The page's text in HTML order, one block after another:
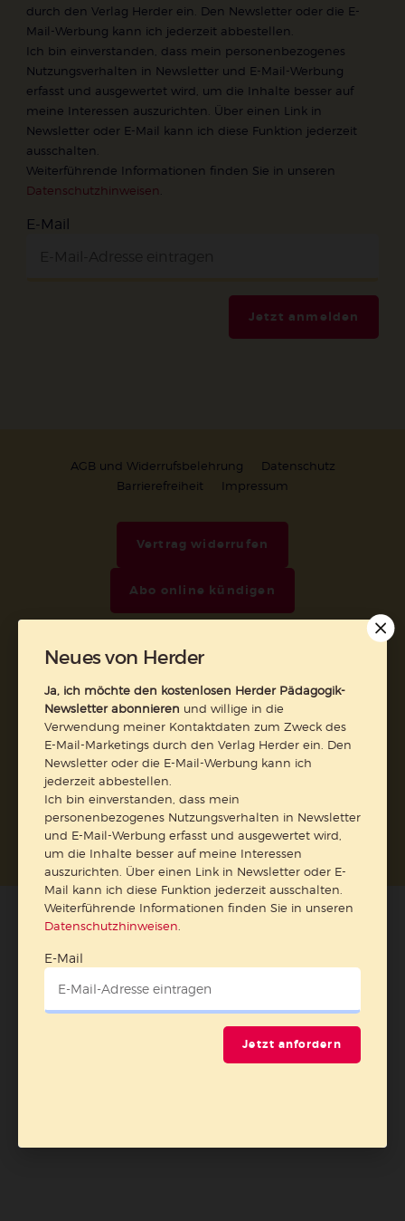
durch den Verlag Herder ein. Den Newsletter oder die E-
Mail-Werbung kann ich jederzeit abbestellen.
Ich bin einverstanden, dass mein personenbezogenes
Nutzungsverhalten in Newsletter und E-Mail-Werbung
erfasst und ausgewertet wird, um die Inhalte besser auf
meine Interessen auszurichten. Über einen Link in
Newsletter oder E-Mail kann ich diese Funktion jederzeit
ausschalten.
Weiterführende Informationen finden Sie in unseren
Datenschutzhinweisen
E-Mail
Jetzt anmelden
AGB und Widerrufsbelehrung
Datenschutz
Barrierefreiheit
Impressum
Vertrag widerrufen
Abo online kündigen
Nach oben
Neues von Herder
Ja, ich möchte den kostenlosen Herder Pädagogik-
Newsletter abonnieren und willige in die
Verwendung meiner Kontaktdaten zum Zweck des
E-Mail-Marketings durch den Verlag Herder ein. Den
Newsletter oder die E-Mail-Werbung kann ich
jederzeit abbestellen.
Ich bin einverstanden, dass mein
personenbezogenes Nutzungsverhalten in Newsletter
und E-Mail-Werbung erfasst und ausgewertet wird,
um die Inhalte besser auf meine Interessen
auszurichten. Über einen Link in Newsletter oder E-
Mail kann ich diese Funktion jederzeit ausschalten.
Weiterführende Informationen finden Sie in unseren
Datenschutzhinweisen
E-Mail
Jetzt anfordern